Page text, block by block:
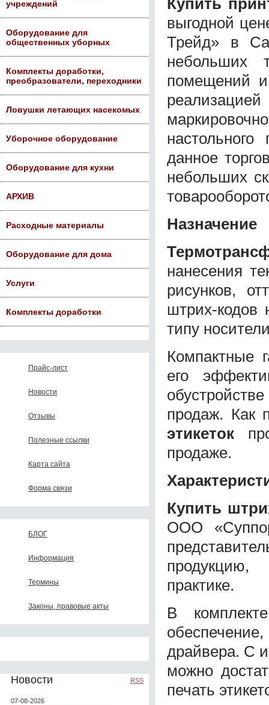
учреждений
Оборудование для
общественных уборных
Комплекты доработки,
преобразователи, переходники
Ловушки летающих насекомых
Уборочное оборудование
Оборудование для кухни
АРХИВ
Расходные материалы
Оборудование для дома
Услуги
Комплекты доработки
Прайс-лист
Новости
Отзывы
Полезные ссылки
Карта сайта
Форма связи
БЛОГ
Информация
Термины
Законы, правовые акты
Новости RSS
07-08-2026
выгодной
Трейд» в
небольших
помещений
данное
небольших
Назначение
нанесения
рисунков,
штрих-кодов
типу
Компактные
его
продаж. Как
этикеток
продаже.
Купить
ООО
практике.
В
драйвера. С
можно
печать